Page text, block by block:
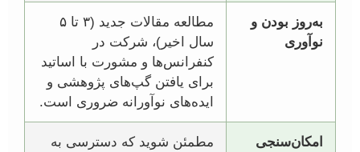
به‌روز بودن و
نوآوری
مطالعه مقالات جدید (۳ تا ۵
سال اخیر)، شرکت در
کنفرانس‌ها و مشورت با اساتید
برای یافتن گپ‌های پژوهشی و
ایده‌های نوآورانه ضروری است.
امکان‌سنجی
مطمئن شوید که دسترسی به